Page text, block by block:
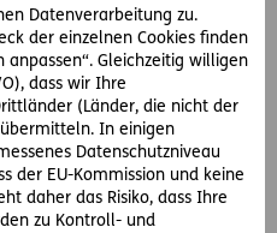
Datenverarbeitung zu.
der einzelnen Cookies finden
anpassen“. Gleichzeitig willigen
dass wir Ihre
(Länder, die nicht der
In einigen
Datenschutzniveau
der EU-Kommission und keine
daher das Risiko, dass Ihre
zu Kontroll- und
D.A.S.
Referentin kontaktiert
der gegen einen geringen
Zerlegung des Getriebes
heraus, dass die Werkstatt
haben.